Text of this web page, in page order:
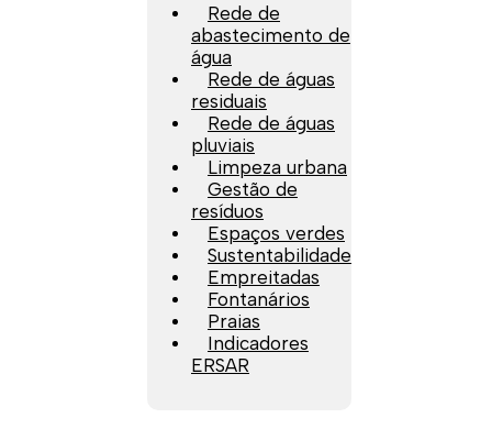
Rede de
abastecimento de
água
Rede de águas
residuais
Rede de águas
pluviais
Limpeza urbana
Gestão de
resíduos
Espaços verdes
Sustentabilidade
Empreitadas
Fontanários
Praias
Indicadores
ERSAR